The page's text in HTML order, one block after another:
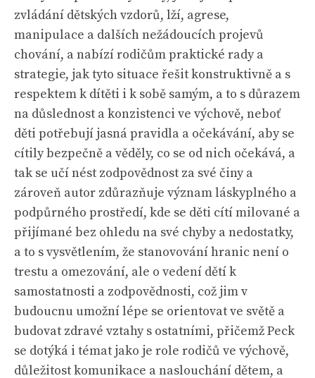
zvládání dětských vzdorů, lží, agrese,
manipulace a dalších nežádoucích projevů
chování, a nabízí rodičům praktické rady a
strategie, jak tyto situace řešit konstruktivně a s
respektem k dítěti i k sobě samým, a to s důrazem
na důslednost a konzistenci ve výchově, neboť
děti potřebují jasná pravidla a očekávání, aby se
cítily bezpečně a věděly, co se od nich očekává, a
tak se učí nést zodpovědnost za své činy a
zároveň autor zdůrazňuje význam láskyplného a
podpůrného prostředí, kde se děti cítí milované a
přijímané bez ohledu na své chyby a nedostatky,
a to s vysvětlením, že stanovování hranic není o
trestu a omezování, ale o vedení dětí k
samostatnosti a zodpovědnosti, což jim v
budoucnu umožní lépe se orientovat ve světě a
budovat zdravé vztahy s ostatními, přičemž Peck
se dotýká i témat jako je role rodičů ve výchově,
důležitost komunikace a naslouchání dětem, a